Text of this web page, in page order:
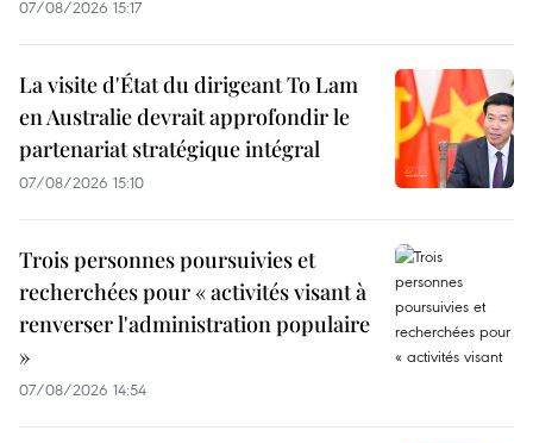
07/08/2026 15:17
La visite d'État du dirigeant To Lam
en Australie devrait approfondir le
partenariat stratégique intégral
07/08/2026 15:10
Trois personnes poursuivies et
recherchées pour « activités visant à
renverser l'administration populaire
»
07/08/2026 14:54